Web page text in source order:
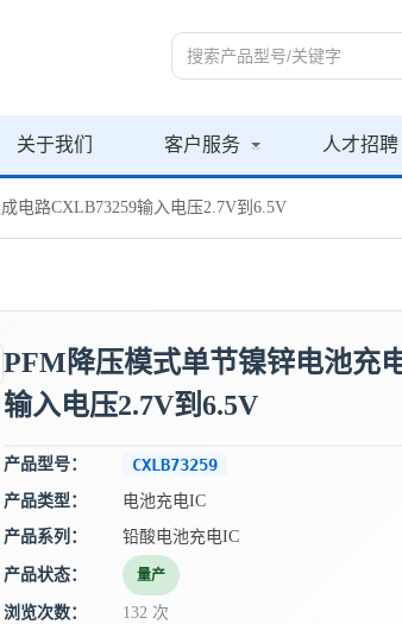
关于我们 客户服务 人才招聘
电路CXLB73259输入电压2.7V到6.5V
PFM降压模式单节镍锌电池充
输入电压2.7V到6.5V
产品型号： CXLB73259
产品类型：
电池充电IC
产品系列：
铅酸电池充电IC
产品状态： 量产
浏览次数： 132 次